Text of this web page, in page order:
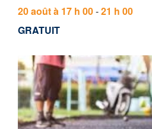
20 août à 17 h 00-21 h 00
GRATUIT